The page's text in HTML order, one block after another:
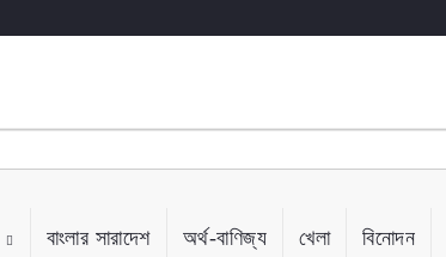
বাংলার সারাদেশ অর্থ-বাণিজ্য খেলা বিনোদন